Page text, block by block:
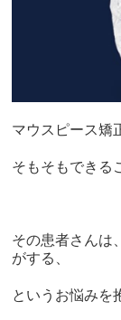
マウスピース矯
そもそもできる
その患者さんは
がする、
というお悩みを